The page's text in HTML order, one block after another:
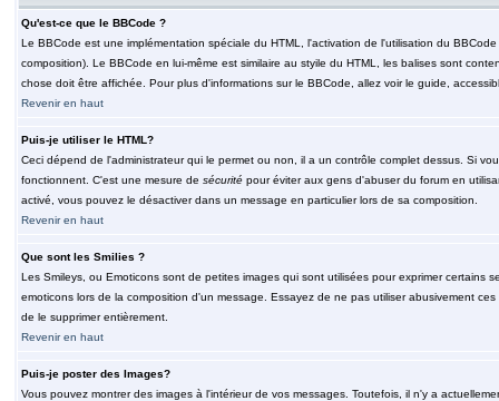
Qu'est-ce que le BBCode ?
Le BBCode est une implémentation spéciale du HTML, l'activation de l'utilisation du
composition). Le BBCode en lui-même est similaire au styile du HTML, les balises sont
chose doit être affichée. Pour plus d'informations sur le BBCode, allez voir le guide,
Revenir en haut
Puis-je utiliser le HTML?
Ceci dépend de l'administrateur qui le permet ou non, il a un contrôle complet dessus. Si
fonctionnent. C'est une mesure de sécuritépour éviter aux gens d'abuser du forum en
activé, vous pouvez le désactiver dans un message en particulier lors de sa composition.
Revenir en haut
Que sont les Smilies ?
Les Smileys, ou Emoticons sont de petites images qui sont utilisées pour exprimer certains
emoticons lors de la composition d'un message. Essayez de ne pas utiliser abusivement
de le supprimer entièrement.
Revenir en haut
Puis-je poster des Images?
Vous pouvez montrer des images à l'intérieur de vos messages. Toutefois, il n'y a